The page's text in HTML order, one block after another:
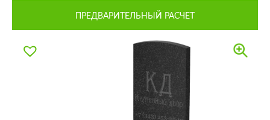
ПРЕДВАРИТЕЛЬНЫЙ РАСЧЕТ